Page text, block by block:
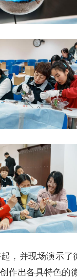
，并现场演示了
作出各具特色的